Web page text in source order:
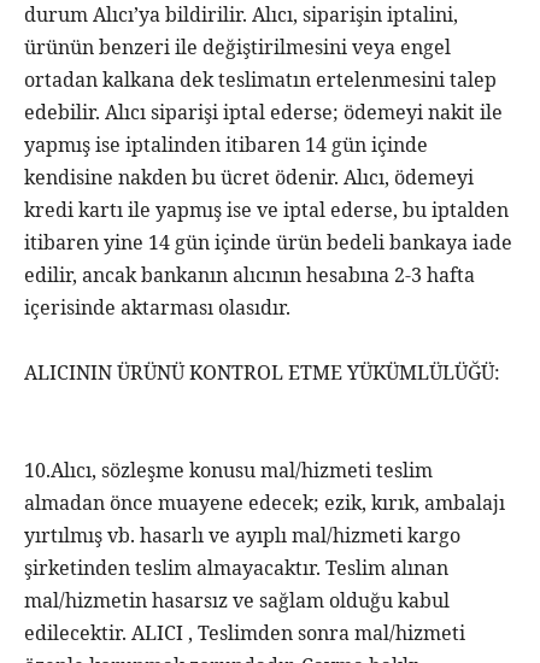
durum Alıcı’ya bildirilir. Alıcı, siparişin iptalini,
ürünün benzeri ile değiştirilmesini veya engel
ortadan kalkana dek teslimatın ertelenmesini talep
edebilir. Alıcı siparişi iptal ederse; ödemeyi nakit ile
yapmış ise iptalinden itibaren 14 gün içinde
kendisine nakden bu ücret ödenir. Alıcı, ödemeyi
kredi kartı ile yapmış ise ve iptal ederse, bu iptalden
itibaren yine 14 gün içinde ürün bedeli bankaya iade
edilir, ancak bankanın alıcının hesabına 2-3 hafta
içerisinde aktarması olasıdır.
ALICININ ÜRÜNÜ KONTROL ETME YÜKÜMLÜLÜĞÜ:
10.Alıcı, sözleşme konusu mal/hizmeti teslim
almadan önce muayene edecek; ezik, kırık, ambalajı
yırtılmış vb. hasarlı ve ayıplı mal/hizmeti kargo
şirketinden teslim almayacaktır. Teslim alınan
mal/hizmetin hasarsız ve sağlam olduğu kabul
edilecektir. ALICI , Teslimden sonra mal/hizmeti